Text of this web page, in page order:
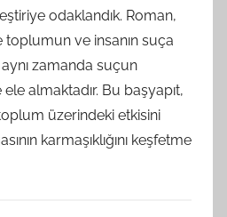
odaklandık. Roman,
ve insanın suça
aynı zamanda suçun
almaktadır. Bu başyapıt,
üzerindeki etkisini
karmaşıklığını keşfetme